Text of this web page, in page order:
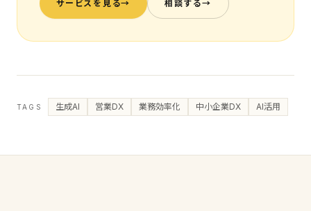
サービスを見る→ 相談する→
TAGS 生成AI 営業DX 業務効率化 中小企業DX AI活用